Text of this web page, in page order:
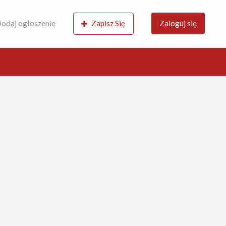
ogłoszenie Zapisz Się Zaloguj się